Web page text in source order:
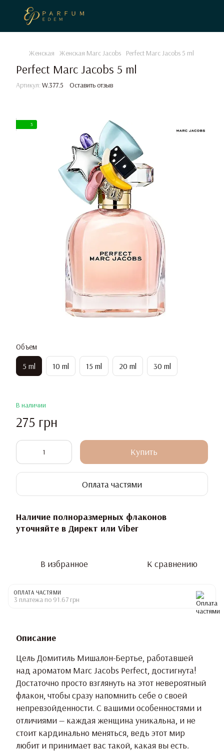
Женская Женская Marc Jacobs Perfect Marc Jacobs 5 ml
Perfect Marc Jacobs 5 ml
Артикул: W.377.5 Оставить отзыв
3
Объем
5 ml 10 ml 15 ml 20 ml 30 ml
В наличии
275 грн
Купить
Оплата частями
Наличие полноразмерных флаконов
уточняйте в Директ или Viber
В избранное К сравнению
ОПЛАТА ЧАСТЯМИ
3 платежа по 91.67 грн
Описание
Цель Домитиль Мишалон-Бертье, работавшей
над ароматом Marc Jacobs Perfect, достигнута!
Достаточно просто взглянуть на этот невероятный
флакон, чтобы сразу напомнить себе о своей
непревзойденности. С вашими особенностями и
отличиями — каждая женщина уникальна, и не
стоит кардинально меняться, ведь этот мир
любит и принимает вас такой, какая вы есть.